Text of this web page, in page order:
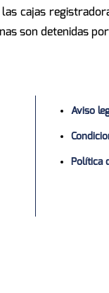
cajas
son detenidas
Aviso
Política